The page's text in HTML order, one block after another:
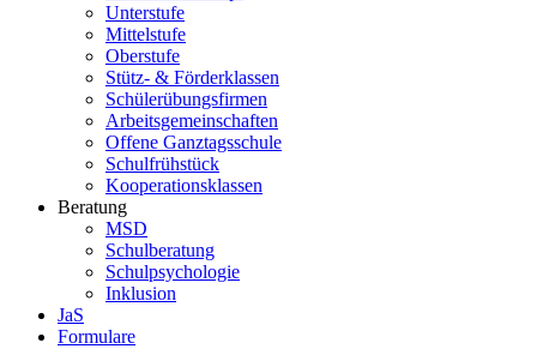
Unterstufe
Mittelstufe
Oberstufe
Stütz- & Förderklassen
Schülerübungsfirmen
Arbeitsgemeinschaften
Offene Ganztagsschule
Schulfrühstück
Kooperationsklassen
Beratung
MSD
Schulberatung
Schulpsychologie
Inklusion
JaS
Formulare